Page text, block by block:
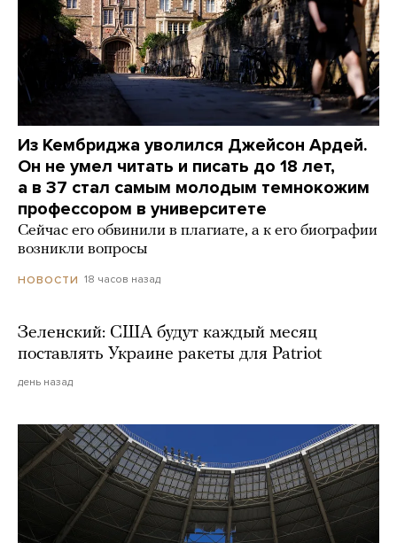
Из Кембриджа уволился Джейсон Ардей.
Он не умел читать и писать до 18 лет,
а в 37 стал самым молодым темнокожим
профессором в университете
Сейчас его обвинили в плагиате, а к его биографии
возникли вопросы
НОВОСТИ 18 часов назад
Зеленский: США будут каждый месяц
поставлять Украине ракеты для Patriot
день назад